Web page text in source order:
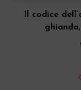
Il codice